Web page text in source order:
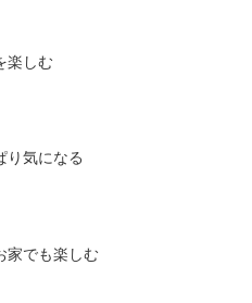
楽しむ
り気になる
家でも楽しむ